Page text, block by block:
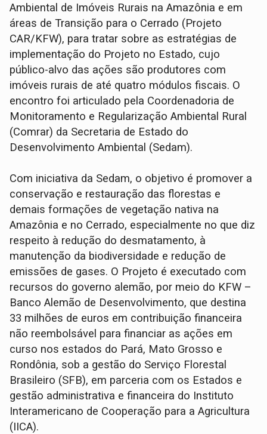
Ambiental de Imóveis Rurais na Amazônia e em
áreas de Transição para o Cerrado (Projeto
CAR/KFW), para tratar sobre as estratégias de
implementação do Projeto no Estado, cujo
público-alvo das ações são produtores com
imóveis rurais de até quatro módulos fiscais. O
encontro foi articulado pela Coordenadoria de
Monitoramento e Regularização Ambiental Rural
(Comrar) da Secretaria de Estado do
Desenvolvimento Ambiental (Sedam).
Com iniciativa da Sedam, o objetivo é promover a
conservação e restauração das florestas e
demais formações de vegetação nativa na
Amazônia e no Cerrado, especialmente no que diz
respeito à redução do desmatamento, à
manutenção da biodiversidade e redução de
emissões de gases. O Projeto é executado com
recursos do governo alemão, por meio do KFW –
Banco Alemão de Desenvolvimento, que destina
33 milhões de euros em contribuição financeira
não reembolsável para financiar as ações em
curso nos estados do Pará, Mato Grosso e
Rondônia, sob a gestão do Serviço Florestal
Brasileiro (SFB), em parceria com os Estados e
gestão administrativa e financeira do Instituto
Interamericano de Cooperação para a Agricultura
(IICA).